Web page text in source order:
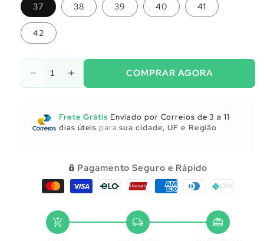
37 38 39 40 41
42
Diminuir
a
de
Utensílios
Aumentar
a
de
Utensílios
COMPRAR AGORA
Frete Grátis Enviado por Correios de 3 a 11
dias úteis parasua cidade, UF e Região
Pagamento Seguro e Rápido
add_shopping_cart local_shipping redeem